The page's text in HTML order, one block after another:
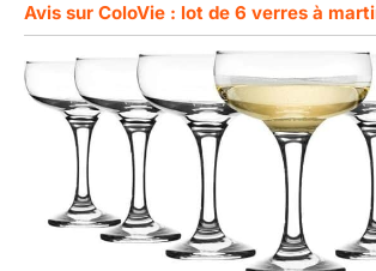
Avis sur ColoVie : lot de 6 verres à